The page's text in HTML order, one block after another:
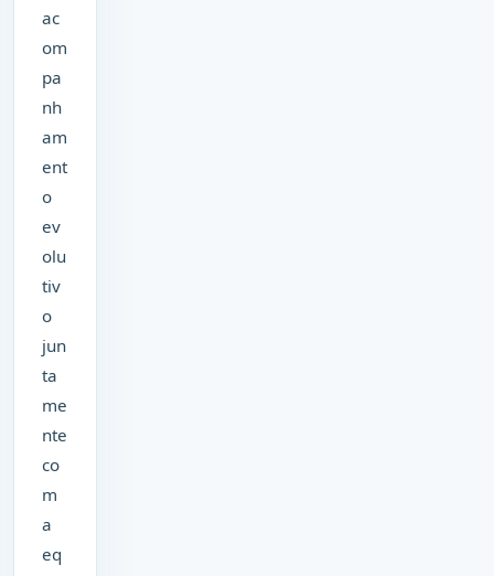
ac
om
pa
nh
am
ent
o
ev
olu
tiv
o
jun
ta
me
nte
co
m
a
eq